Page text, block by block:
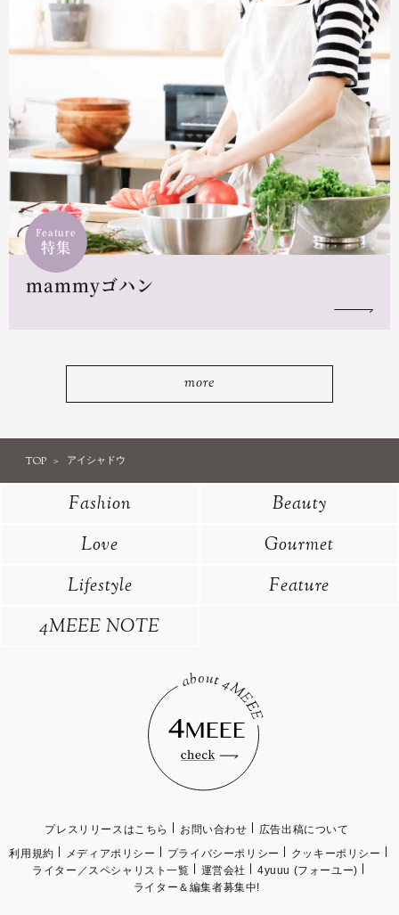
Feature
特集
mammyゴハン
more
TOP アイシャドウ
Fashion
Beauty
Love
Gourmet
Lifestyle
Feature
4MEEE NOTE
プレスリリースはこちら お問い合わせ
広告出稿について
利用規約
メディアポリシー プライバシーポリシー
クッキーポリシー
ライター／スペシャリスト一覧
運営会社
4yuuu (フォーユー)
ライター＆編集者募集中!